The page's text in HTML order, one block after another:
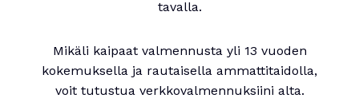
tavalla.
Mikäli kaipaat valmennusta yli 13 vuoden
kokemuksella ja rautaisella ammattitaidolla,
voit tutustua verkkovalmennuksiini alta.